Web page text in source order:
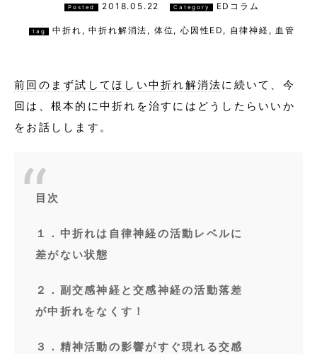
Posted 2018.05.22 Category EDコラム
tag 中折れ ,中折れ解消法 , 体位 ,心因性ED , 自律神経 , 血管
前回のまず試してほしい中折れ解消法に続いて、今
回は、根本的に中折れを治すにはどうしたらいいか
をお話しします。
目次
１．中折れは自律神経の活動レベルに
差がない状態
２．副交感神経と交感神経の活動落差
が中折れをなくす！
３．精神活動の影響がすぐ現れる交感